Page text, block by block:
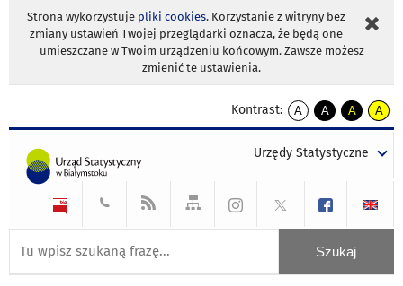
Strona wykorzystuje pliki cookies. Korzystanie z witryny bez
zmiany ustawień Twojej przeglądarki oznacza, że będą one
umieszczane w Twoim urządzeniu końcowym. Zawsze możesz
zmienić te ustawienia.
Kontrast:
A
kontrast
A
kontrast
tekst
czarnym
A
kontrast
tekst
czarnym
A
tekst
żółtym
Urzędy Statystyczne